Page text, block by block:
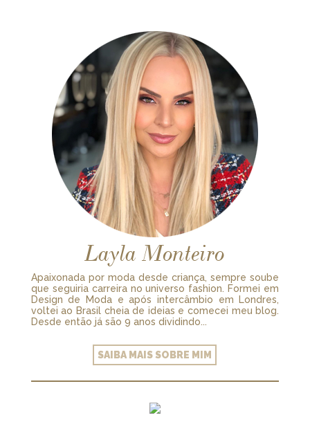
Layla Monteiro
Apaixonada por moda desde criança, sempre soube
que seguiria carreira no universo fashion. Formei em
Design de Moda e após intercâmbio em Londres,
voltei ao Brasil cheia de ideias e comecei meu blog.
Desde então já são 9 anos dividindo...
SAIBA MAIS SOBRE MIM